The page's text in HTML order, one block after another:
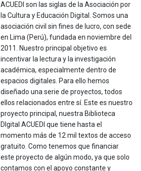
ACUEDI son las siglas de la Asociación por
la Cultura y Educación Digital. Somos una
asociación civil sin fines de lucro, con sede
en Lima (Perú), fundada en noviembre del
2011. Nuestro principal objetivo es
incentivar la lectura y la investigación
académica, especialmente dentro de
espacios digitales. Para ello hemos
diseñado una serie de proyectos, todos
ellos relacionados entre sí. Este es nuestro
proyecto principal, nuestra Biblioteca
DIgital ACUEDI que tiene hasta el
momento más de 12 mil textos de acceso
gratuito. Como tenemos que financiar
este proyecto de algún modo, ya que solo
contamos con el apoyo constante y